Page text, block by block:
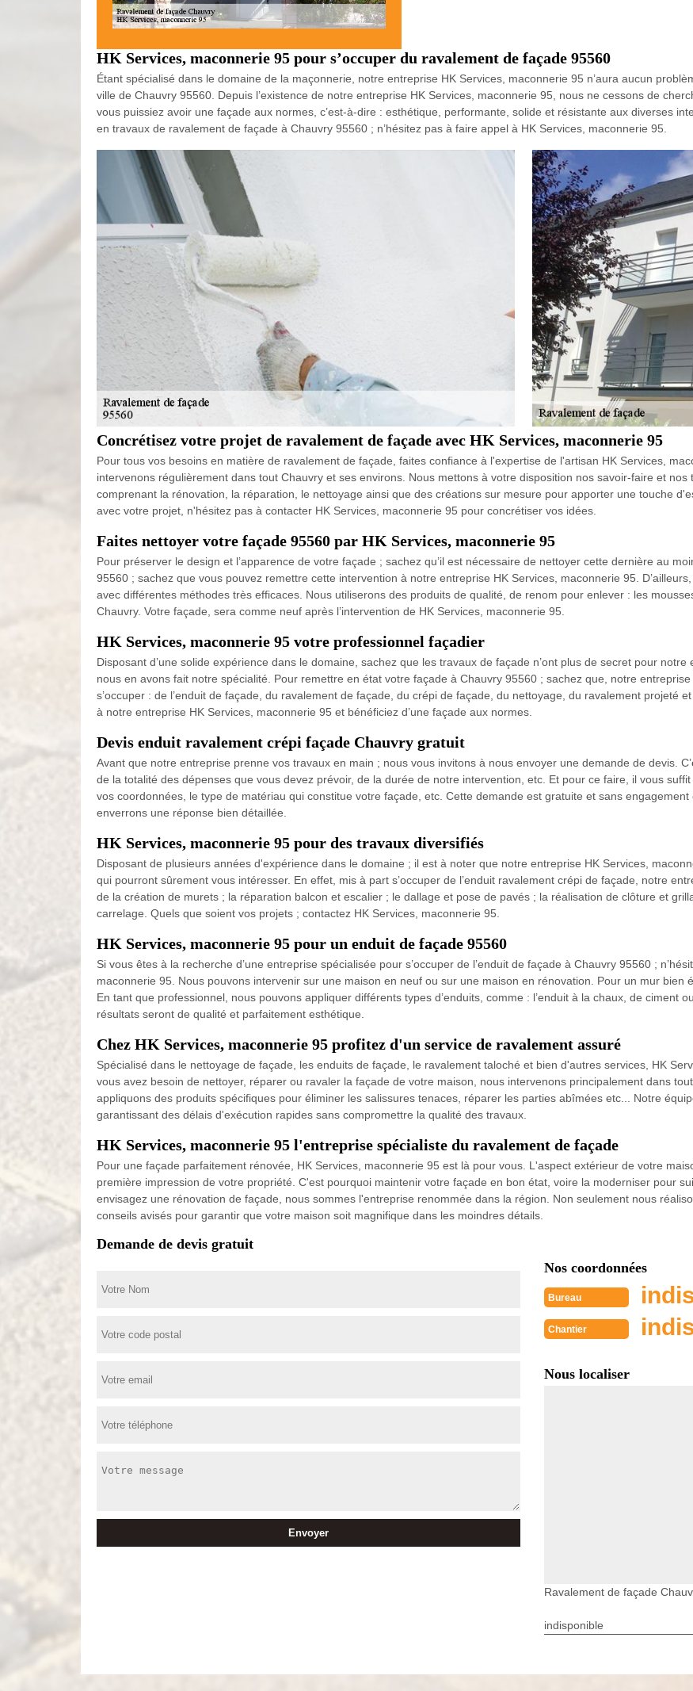
HK Services, maconnerie 95 pour s’occuper du ravalement de façade 95560
Étant spécialisé dans le domaine de la maçonnerie, notre entreprise HK Services, maconnerie 95 n’aura aucun
ville de Chauvry 95560. Depuis l’existence de notre entreprise HK Services, maconnerie 95, nous ne cessons de
vous puissiez avoir une façade aux normes, c’est-à-dire : esthétique, performante, solide et résistante aux diverses
en travaux de ravalement de façade à Chauvry 95560 ; n’hésitez pas à faire appel à HK Services, maconnerie 95.
Concrétisez votre projet de ravalement de façade avec HK Services, maconnerie 95
Pour tous vos besoins en matière de ravalement de façade, faites confiance à l'expertise de l'artisan HK Services,
intervenons régulièrement dans tout Chauvry et ses environs. Nous mettons à votre disposition nos savoir-faire et
comprenant la rénovation, la réparation, le nettoyage ainsi que des créations sur mesure pour apporter une touche
avec votre projet, n'hésitez pas à contacter HK Services, maconnerie 95 pour concrétiser vos idées.
Faites nettoyer votre façade 95560 par HK Services, maconnerie 95
Pour préserver le design et l’apparence de votre façade ; sachez qu’il est nécessaire de nettoyer cette dernière au
95560 ; sachez que vous pouvez remettre cette intervention à notre entreprise HK Services, maconnerie 95.
avec différentes méthodes très efficaces. Nous utiliserons des produits de qualité, de renom pour enlever : les
Chauvry. Votre façade, sera comme neuf après l’intervention de HK Services, maconnerie 95.
HK Services, maconnerie 95 votre professionnel façadier
Disposant d’une solide expérience dans le domaine, sachez que les travaux de façade n’ont plus de secret pour
nous en avons fait notre spécialité. Pour remettre en état votre façade à Chauvry 95560 ; sachez que, notre
s’occuper : de l’enduit de façade, du ravalement de façade, du crépi de façade, du nettoyage, du ravalement projeté
à notre entreprise HK Services, maconnerie 95 et bénéficiez d’une façade aux normes.
Devis enduit ravalement crépi façade Chauvry gratuit
Avant que notre entreprise prenne vos travaux en main ; nous vous invitons à nous envoyer une demande de devis.
de la totalité des dépenses que vous devez prévoir, de la durée de notre intervention, etc. Et pour ce faire, il vous
vos coordonnées, le type de matériau qui constitue votre façade, etc. Cette demande est gratuite et sans
enverrons une réponse bien détaillée.
HK Services, maconnerie 95 pour des travaux diversifiés
Disposant de plusieurs années d'expérience dans le domaine ; il est à noter que notre entreprise HK Services,
qui pourront sûrement vous intéresser. En effet, mis à part s’occuper de l’enduit ravalement crépi de façade, notre
de la création de murets ; la réparation balcon et escalier ; le dallage et pose de pavés ; la réalisation de clôture et
carrelage. Quels que soient vos projets ; contactez HK Services, maconnerie 95.
HK Services, maconnerie 95 pour un enduit de façade 95560
Si vous êtes à la recherche d’une entreprise spécialisée pour s’occuper de l’enduit de façade à Chauvry 95560 ;
maconnerie 95. Nous pouvons intervenir sur une maison en neuf ou sur une maison en rénovation. Pour un mur bien
En tant que professionnel, nous pouvons appliquer différents types d’enduits, comme : l’enduit à la chaux, de ciment
résultats seront de qualité et parfaitement esthétique.
Chez HK Services, maconnerie 95 profitez d'un service de ravalement assuré
Spécialisé dans le nettoyage de façade, les enduits de façade, le ravalement taloché et bien d'autres services, HK
vous avez besoin de nettoyer, réparer ou ravaler la façade de votre maison, nous intervenons principalement dans
appliquons des produits spécifiques pour éliminer les salissures tenaces, réparer les parties abîmées etc... Notre
garantissant des délais d'exécution rapides sans compromettre la qualité des travaux.
HK Services, maconnerie 95 l'entreprise spécialiste du ravalement de façade
Pour une façade parfaitement rénovée, HK Services, maconnerie 95 est là pour vous. L'aspect extérieur de votre
première impression de votre propriété. C'est pourquoi maintenir votre façade en bon état, voire la moderniser pour
envisagez une rénovation de façade, nous sommes l'entreprise renommée dans la région. Non seulement nous
conseils avisés pour garantir que votre maison soit magnifique dans les moindres détails.
Demande de devis gratuit
Nos coordonnées
Bureau
Chantier
Nous localiser
Ravalement de façade
indisponible